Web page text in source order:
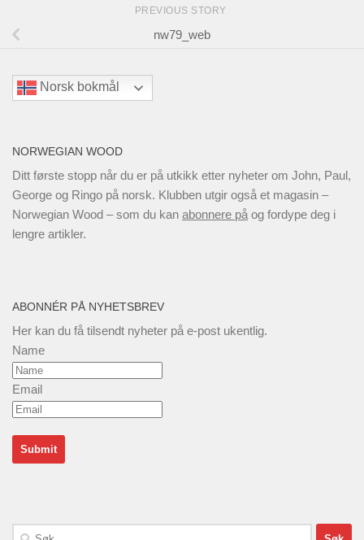
PREVIOUS STORY
nw79_web
Norsk bokmål
NORWEGIAN WOOD
Ditt første stopp når du er på utkikk etter nyheter om John, Paul,
George og Ringo på norsk. Klubben utgir også et magasin –
Norwegian Wood – som du kan abonnere på og fordype deg i
lengre artikler.
ABONNÉR PÅ NYHETSBREV
Her kan du få tilsendt nyheter på e-post ukentlig.
Name
Email
Søk